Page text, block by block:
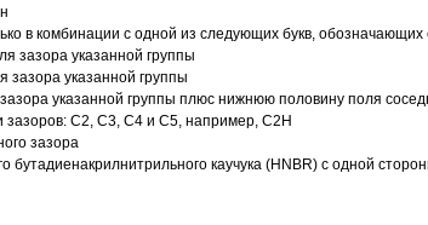
в комбинации с одной из следующих букв,
зазора указанной группы
зазора указанной группы
указанной группы плюс нижнюю половину поля
зазоров: С2, C3, С4 и С5, например, С2Н
зазора
бутадиенакрилнитрильного каучука (HNBR) с одной